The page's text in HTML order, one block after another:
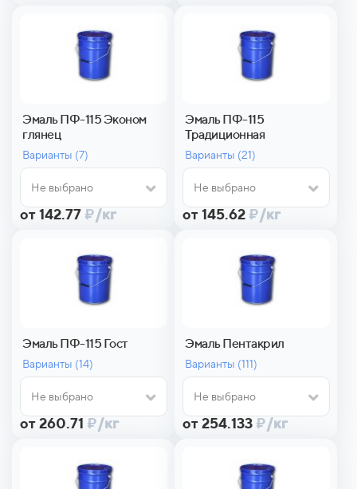
Эмаль ПФ-115 Эконом
глянец
Варианты (7)
Не выбрано
от 142.77 ₽/кг
Эмаль ПФ-115
Традиционная
Варианты (21)
Не выбрано
от 145.62 ₽/кг
Эмаль ПФ-115 Гост
Варианты (14)
Не выбрано
от 260.71 ₽/кг
Эмаль Пентакрил
Варианты (111)
Не выбрано
от 254.133 ₽/кг